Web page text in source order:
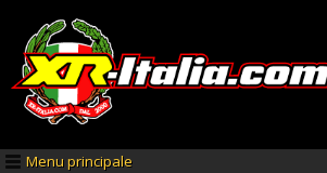
Menu principale